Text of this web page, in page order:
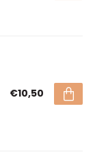
€10,50